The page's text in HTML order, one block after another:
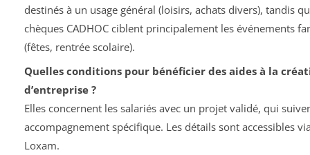
destinés à un usage général (loisirs, achats divers), tandis
chèques CADHOC ciblent principalement les événements
(fêtes, rentrée scolaire).
Quelles conditions pour bénéficier des aides à la
d’entreprise ?
Elles concernent les salariés avec un projet validé, qui
accompagnement spécifique. Les détails sont accessibles via
Loxam.